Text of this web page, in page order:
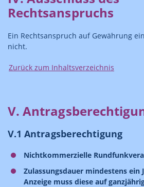
Rechtsanspruchs
Ein Rechtsanspruch auf Gewährung
nicht.
Zurück zum Inhaltsverzeichnis
V.
V.1 Antragsberechtigung
Nichtkommerzielle
Zulassungsdauer mindestens ein
Anzeige muss diese auf